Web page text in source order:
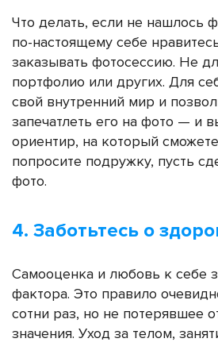
Что делать, если не нашлось
по-настоящему себе
заказывать фотосессию. Не
портфолио или других. Для
свой внутренний мир и
запечатлеть его на фото — и
ориентир, на который
попросите подружку, пусть
фото.
4. Заботьтесь о
Самооценка и любовь к себе
фактора. Это правило
сотни раз, но не потерявшее
значения. Уход за телом,